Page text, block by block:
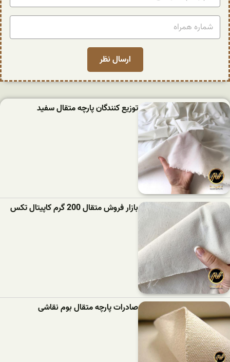
توزیع کنندگان پارچه متقال سفید
بازار فروش متقال 200 گرم کاپیتال تکس
صادرات پارچه متقال بوم نقاشی